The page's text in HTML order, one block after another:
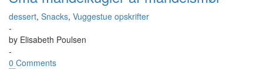
dessert, Snacks, Vuggestue opskrifter
-
by Elisabeth Poulsen
-
0 Comments